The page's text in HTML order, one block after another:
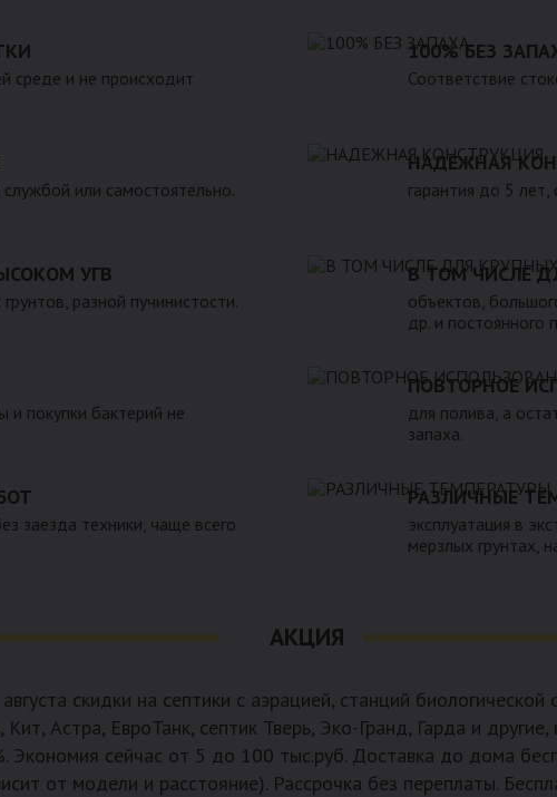
среде и не происходит
100% БЕЗ
Соответствие
или самостоятельно.
НАДЕЖНАЯ
гарантия до 5
УГВ
разной пучинистости.
В ТОМ ЧИСЛЕ
объектов,
др. и постоянного
и покупки бактерий не
ПОВТОРНОЕ
для полива, а
запаха.
заезда техники, чаще всего
РАЗЛИЧНЫЕ
эксплуатация в
мерзлых грунтах,
АКЦИЯ
скидки на септики с аэрацией, станций
Кит, Астра, ЕвроТанк, септик Тверь, Эко-Гранд, Гарда и
Экономия сейчас от 5 до 100 тыс.руб. Доставка до дома
от модели и расстояние). Рассрочка без переплаты.